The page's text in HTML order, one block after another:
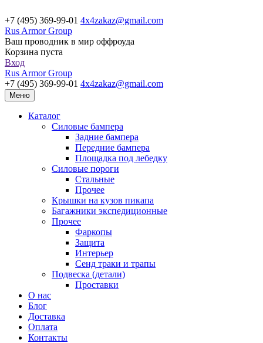
+7 (495) 369-99-01 4x4zakaz@gmail.com
Rus Armor Group
Ваш проводник в мир оффроуда
Корзина пуста
Вход
Rus Armor Group
+7 (495) 369-99-01 4x4zakaz@gmail.com
Меню
Каталог
Силовые бампера
Задние бампера
Передние бампера
Площадка под лебедку
Силовые пороги
Стальные
Прочее
Крышки на кузов пикапа
Багажники экспедиционные
Прочее
Фаркопы
Защита
Интерьер
Сенд траки и трапы
Подвеска (детали)
Проставки
О нас
Блог
Доставка
Оплата
Контакты